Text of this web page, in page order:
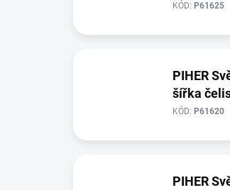
KÓD: P61625
PIHER
šířka
KÓD: P61620
PIHER